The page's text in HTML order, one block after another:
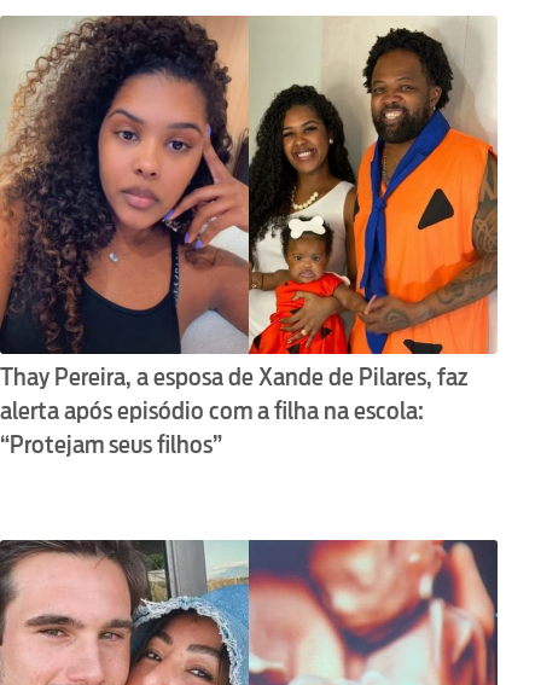
Thay Pereira, a esposa de Xande de Pilares, faz
alerta após episódio com a filha na escola:
“Protejam seus filhos”